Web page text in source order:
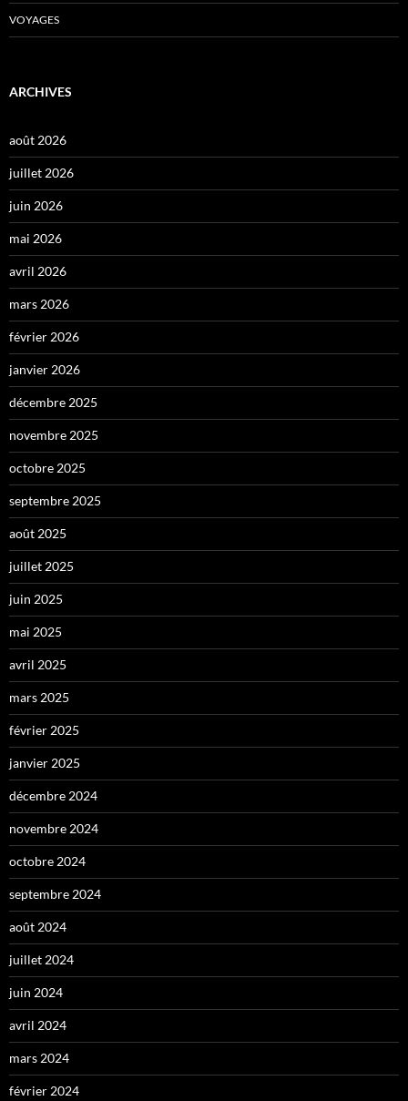
VOYAGES
ARCHIVES
août 2026
juillet 2026
juin 2026
mai 2026
avril 2026
mars 2026
février 2026
janvier 2026
décembre 2025
novembre 2025
octobre 2025
septembre 2025
août 2025
juillet 2025
juin 2025
mai 2025
avril 2025
mars 2025
février 2025
janvier 2025
décembre 2024
novembre 2024
octobre 2024
septembre 2024
août 2024
juillet 2024
juin 2024
avril 2024
mars 2024
février 2024